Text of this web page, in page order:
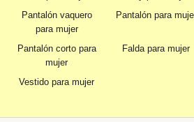
Pantalón vaquero
para mujer
Pantalón para
Pantalón corto para
mujer
Falda para mujer
Vestido para mujer